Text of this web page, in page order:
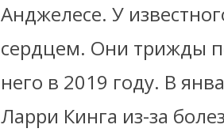
Анджелесе. У
сердцем. Они трижды
него в 2019 году. В
Ларри Кинга из-за